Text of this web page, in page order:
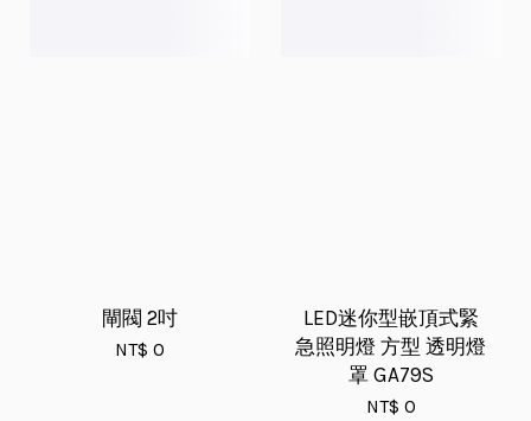
閘閥 2吋
NT$ 0
LED迷你型嵌頂式緊
急照明燈 方型 透明燈
罩 GA79S
NT$ 0